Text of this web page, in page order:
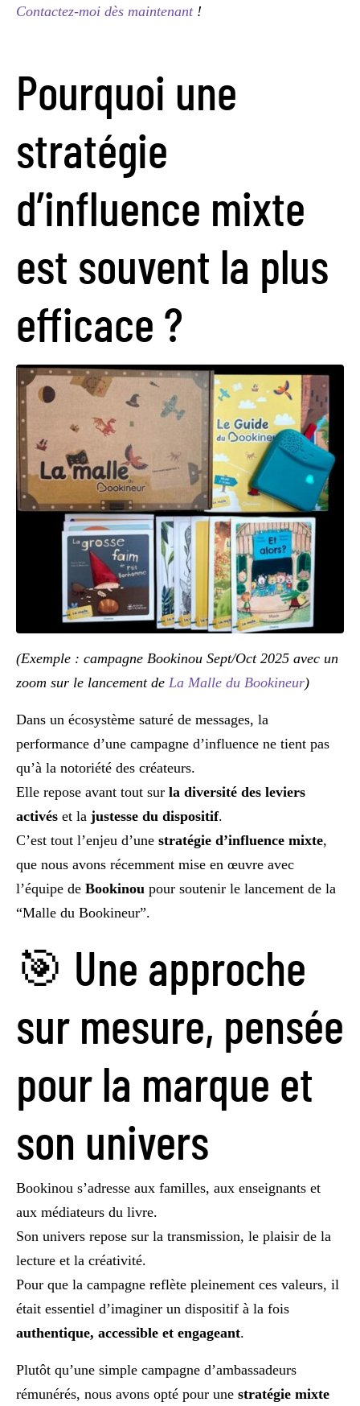
Contactez-moi dès maintenant!
Pourquoi une
stratégie
d’influence mixte
est souvent la plus
efficace ?
(Exemple : campagne Bookinou Sept/Oct 2025 avec un
zoom sur le lancement de La Malle du Bookineur)
Dans un écosystème saturé de messages, la
performance d’une campagne d’influence ne tient pas
qu’à la notoriété des créateurs.
Elle repose avant tout sur la diversité des leviers
activés et la justesse du dispositif.
C’est tout l’enjeu d’une stratégie d’influence mixte,
que nous avons récemment mise en œuvre avec
l’équipe de Bookinou pour soutenir le lancement de la
“Malle du Bookineur”.
🎯 Une approche
sur mesure, pensée
pour la marque et
son univers
Bookinou s’adresse aux familles, aux enseignants et
aux médiateurs du livre.
Son univers repose sur la transmission, le plaisir de la
lecture et la créativité.
Pour que la campagne reflète pleinement ces valeurs, il
était essentiel d’imaginer un dispositif à la fois
authentique, accessible et engageant.
Plutôt qu’une simple campagne d’ambassadeurs
rémunérés, nous avons opté pour une stratégie mixte